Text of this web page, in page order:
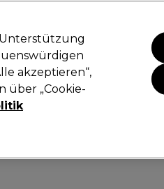
Inspiration Neue Produkte
Unterstützung
akzeptieren“,
über „Cookie-